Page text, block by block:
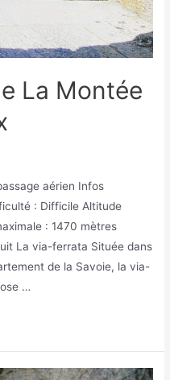
La Montée
aérien Infos
: Difficile Altitude
: 1470 mètres
La via-ferrata Située dans
de la Savoie, la via-
…